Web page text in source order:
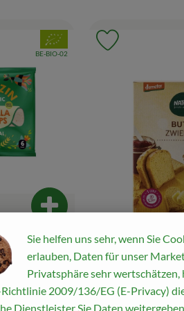
6 Stck.
/ 1kg
Produkt zum Warenkorb
, Verband:
, Kontrollstelle:
BE-BIO-02
hinzufügen Produkt zu
Sie helfen uns sehr, wenn Sie
erlauben, Daten für unser
Privatsphäre sehr
2009/136/EG (E-Privacy)
Dienstleister Sie Daten